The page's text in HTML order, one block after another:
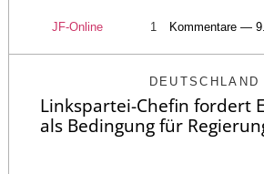
JF-Online 1 Kommentare —
DEUTSCHLAND
Linkspartei-Chefin fordert
als Bedingung für